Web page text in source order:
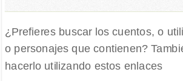
¿Prefieres buscar los cuentos, o
o personajes que contienen?
hacerlo utilizando estos enlaces